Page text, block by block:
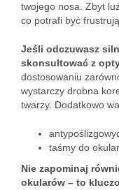
twojego nosa. Zbyt
co potrafi być
Jeśli odczuwasz
skonsultować z
dostosowaniu
wystarczy drobna
twarzy. Dodatkowo
taśmy do
Nie zapominaj
okularów – to